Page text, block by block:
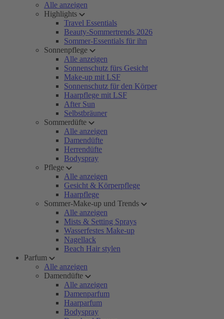
Alle anzeigen
Highlights
Travel Essentials
Beauty-Sommertrends 2026
Sommer-Essentials für ihn
Sonnenpflege
Alle anzeigen
Sonnenschutz fürs Gesicht
Make-up mit LSF
Sonnenschutz für den Körper
Haarpflege mit LSF
After Sun
Selbstbräuner
Sommerdüfte
Alle anzeigen
Damendüfte
Herrendüfte
Bodyspray
Pflege
Alle anzeigen
Gesicht & Körperpflege
Haarpflege
Sommer-Make-up und Trends
Alle anzeigen
Mists & Setting Sprays
Wasserfestes Make-up
Nagellack
Beach Hair stylen
Parfum
Alle anzeigen
Damendüfte
Alle anzeigen
Damenparfum
Haarparfum
Bodyspray